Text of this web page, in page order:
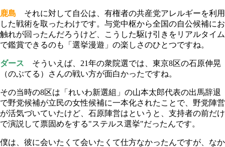
鹿島 それに対して自公は、有権者の共産党アレルギーを利用
した戦術を取ったわけです。与党中枢から全国の自公候補にお
触れが回ったんだろうけど、こうした駆け引きをリアルタイム
で鑑賞できるのも「選挙漫遊」の楽しさのひとつですね。
ダース そういえば、21年の衆院選では、東京8区の石原伸晃
（のぶてる）さんの戦い方が面白かったですね。
その当時の8区は「れいわ新選組」の山本太郎代表の出馬辞退
で野党候補が立民の女性候補に一本化されたことで、野党陣営
が活気づいていたけど、石原陣営はというと、支持者の前だけ
で演説して票固めをする"ステルス選挙"だったんです。
僕は、彼に会いたくて会いたくて仕方なかったんですが、なか